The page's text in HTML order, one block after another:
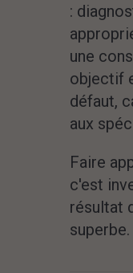
:
une
objectif
défaut,
aux
Faire
c'est
résultat
superbe.